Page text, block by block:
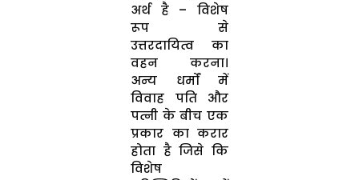
अर्थ है – विशेष
रूप से
उत्तरदायित्व का
वहन करना।
अन्य धर्मों में
विवाह पति और
पत्नी के बीच एक
प्रकार का करार
होता है जिसे कि
विशेष